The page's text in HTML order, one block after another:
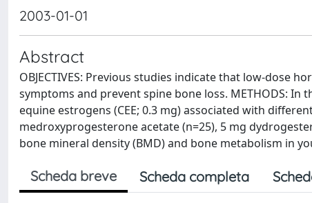
2003-01-01
Abstract
OBJECTIVES: Previous studies indicate that low-dose
symptoms and prevent spine bone loss. METHODS:
equine estrogens (CEE; 0.3 mg) associated with
medroxyprogesterone acetate (n=25), 5 mg
bone mineral density (BMD) and bone metabolism in
Scheda breve Scheda completa